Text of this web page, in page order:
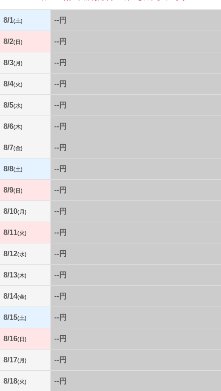
8/1(土) --円
8/2(日) --円
8/3(月) --円
8/4(火) --円
8/5(水) --円
8/6(木) --円
8/7(金) --円
8/8(土) --円
8/9(日) --円
8/10(月) --円
8/11(火) --円
8/12(水) --円
8/13(木) --円
8/14(金) --円
8/15(土) --円
8/16(日) --円
8/17(月) --円
8/18(火) --円